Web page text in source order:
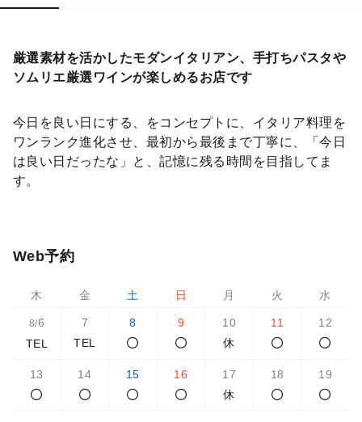
厳選素材を活かしたモダンイタリアン、手打ちパスタや
ソムリエ厳選ワインが楽しめるお店です
今日を良い日にする、をコンセプトに、イタリア料理を
ワンランク進化させ、最初から最後まで丁寧に、「今日
は良い日だったな」と、記憶に残る時間を目指してま
す。
Web予約
木 金 土 日 月 火 水
8/6
TEL
7
TEL
8 9
10
休
11 12
13 14 15 16
17
休
18 19